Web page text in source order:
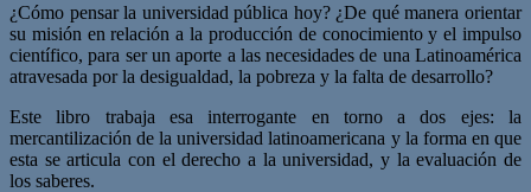
¿Cómo pensar la universidad pública hoy? ¿De qué manera orientar
su misión en relación a la producción de conocimiento y el impulso
científico, para ser un aporte a las necesidades de una Latinoamérica
atravesada por la desigualdad, la pobreza y la falta de desarrollo?
Este libro trabaja esa interrogante en torno a dos ejes: la
mercantilización de la universidad latinoamericana y la forma en que
esta se articula con el derecho a la universidad, y la evaluación de
los saberes.